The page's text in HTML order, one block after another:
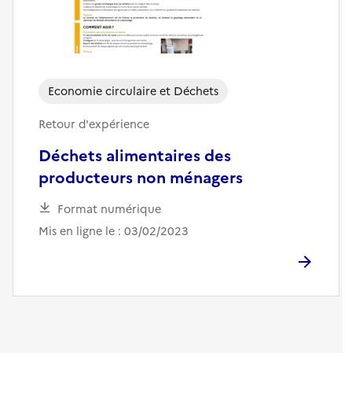
Format numérique
Déchets alimentaires des
producteurs non ménagers
Economie circulaire et Déchets
Retour d'expérience
Mis en ligne le : 03/02/2023